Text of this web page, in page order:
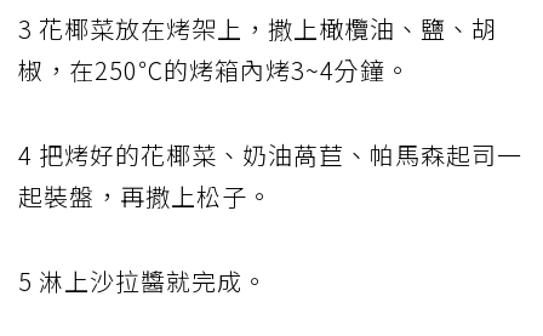
3 花椰菜放在烤架上，撒上橄欖油、鹽、胡
椒，在250℃的烤箱內烤3~4分鐘。
4 把烤好的花椰菜、奶油萵苣、帕馬森起司一
起裝盤，再撒上松子。
5 淋上沙拉醬就完成。